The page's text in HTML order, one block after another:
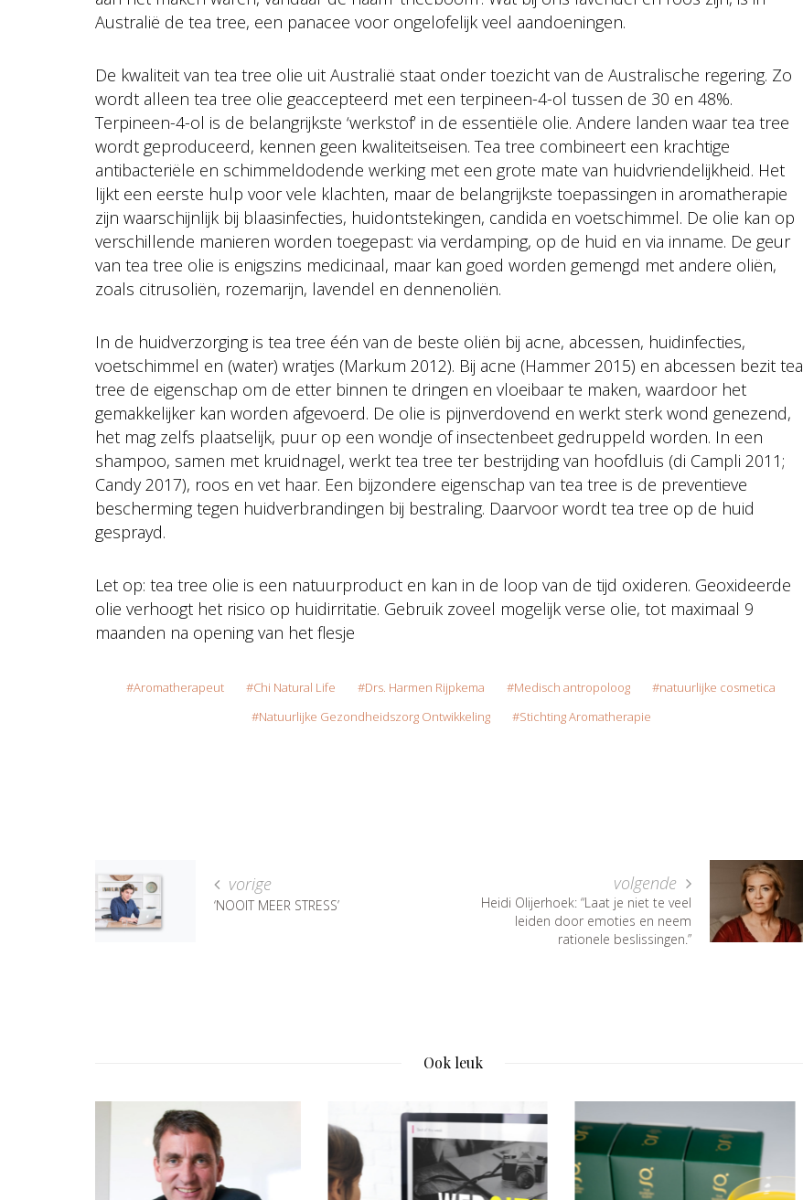
Australië de tea tree, een panacee voor ongelofelijk veel aandoeningen.
De kwaliteit van tea tree olie uit Australië staat onder toezicht van de Australische regering. Zo
wordt alleen tea tree olie geaccepteerd met een terpineen-4-ol tussen de 30 en 48%.
Terpineen-4-ol is de belangrijkste ‘werkstof’ in de essentiële olie. Andere landen waar tea tree
wordt geproduceerd, kennen geen kwaliteitseisen. Tea tree combineert een krachtige
antibacteriële en schimmeldodende werking met een grote mate van huidvriendelijkheid. Het
lijkt een eerste hulp voor vele klachten, maar de belangrijkste toepassingen in aromatherapie
zijn waarschijnlijk bij blaasinfecties, huidontstekingen, candida en voetschimmel. De olie kan op
verschillende manieren worden toegepast: via verdamping, op de huid en via inname. De geur
van tea tree olie is enigszins medicinaal, maar kan goed worden gemengd met andere oliën,
zoals citrusoliën, rozemarijn, lavendel en dennenoliën.
In de huidverzorging is tea tree één van de beste oliën bij acne, abcessen, huidinfecties,
voetschimmel en (water) wratjes (Markum 2012). Bij acne (Hammer 2015) en abcessen bezit tea
tree de eigenschap om de etter binnen te dringen en vloeibaar te maken, waardoor het
gemakkelijker kan worden afgevoerd. De olie is pijnverdovend en werkt sterk wond genezend,
het mag zelfs plaatselijk, puur op een wondje of insectenbeet gedruppeld worden. In een
shampoo, samen met kruidnagel, werkt tea tree ter bestrijding van hoofdluis (di Campli 2011;
Candy 2017), roos en vet haar. Een bijzondere eigenschap van tea tree is de preventieve
bescherming tegen huidverbrandingen bij bestraling. Daarvoor wordt tea tree op de huid
gesprayd.
Let op: tea tree olie is een natuurproduct en kan in de loop van de tijd oxideren. Geoxideerde
olie verhoogt het risico op huidirritatie. Gebruik zoveel mogelijk verse olie, tot maximaal 9
maanden na opening van het flesje
Aromatherapeut Chi Natural Life Drs. Harmen Rijpkema Medisch antropoloog
natuurlijke cosmetica
Natuurlijke Gezondheidszorg Ontwikkeling
Stichting Aromatherapie
vorige
‘NOOIT MEER STRESS’
volgende
Heidi Olijerhoek: “Laat je niet te veel
leiden door emoties en neem
rationele beslissingen.”
Ook leuk